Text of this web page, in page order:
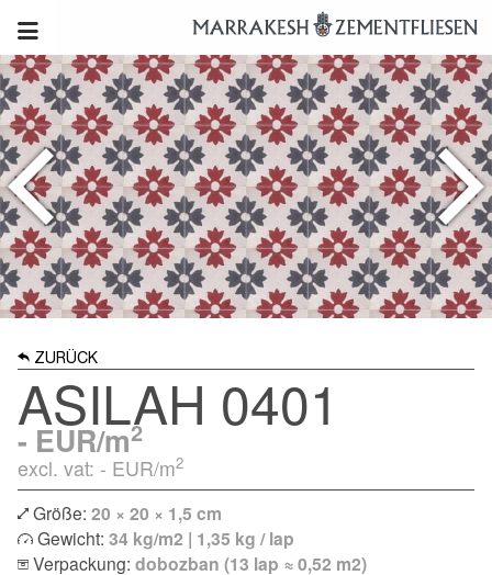
ZURÜCK
ASILAH 0401
- EUR/m2
excl. vat: - EUR/m2
Größe: 20 × 20 × 1,5 cm
Gewicht: 34 kg/m2 | 1,35 kg / lap
Verpackung: dobozban (13 lap ≈ 0,52 m2)